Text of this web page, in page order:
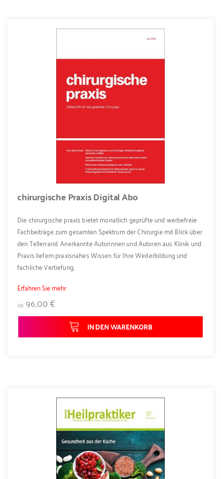
chirurgische Praxis Digital Abo
Die chirurgische praxis bietet monatlich geprüfte und werbefreie
Fachbeiträge zum gesamten Spektrum der Chirurgie mit Blick über
den Tellerrand. Anerkannte Autorinnen und Autoren aus Klinik und
Praxis liefern praxisnahes Wissen für Ihre Weiterbildung und
fachliche Vertiefung.
Erfahren Sie mehr
ab 96,00 €
IN DEN WARENKORB